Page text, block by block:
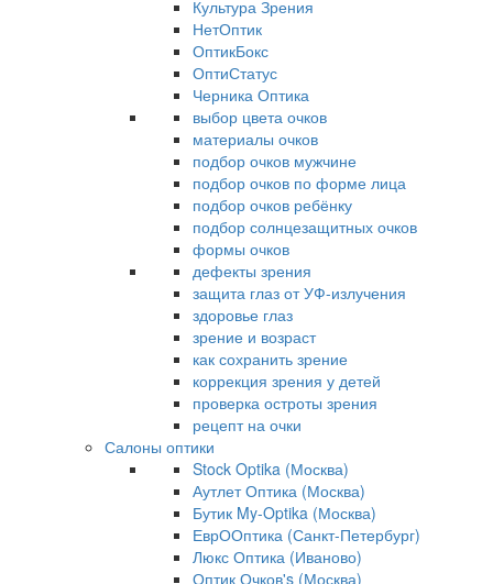
Культура Зрения
НетОптик
ОптикБокс
ОптиСтатус
Черника Оптика
выбор цвета очков
материалы очков
подбор очков мужчине
подбор очков по форме лица
подбор очков ребёнку
подбор солнцезащитных очков
формы очков
дефекты зрения
защита глаз от УФ-излучения
здоровье глаз
зрение и возраст
как сохранить зрение
коррекция зрения у детей
проверка остроты зрения
рецепт на очки
Салоны оптики
Stock Optika (Москва)
Аутлет Оптика (Москва)
Бутик My-Optika (Москва)
ЕврООптика (Санкт-Петербург)
Люкс Оптика (Иваново)
Оптик Очков's (Москва)